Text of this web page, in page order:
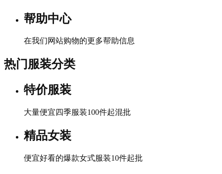
帮助中心
在我们网站购物的更多帮助信息
热门服装分类
特价服装
大量便宜四季服装100件起混批
精品女装
便宜好看的爆款女式服装10件起批